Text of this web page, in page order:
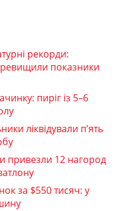
рекорди:
показники
пиріг із 5–6
ліквідували п’ять
12 нагород
за $550 тисяч: у